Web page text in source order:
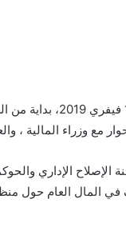
يعقد مجلس نواب الشعب
الإداري